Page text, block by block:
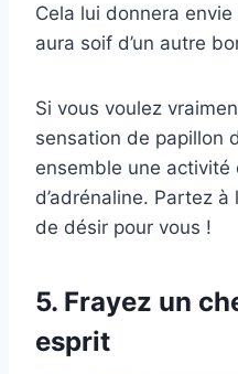
Cela lui donnera envie
aura soif d’un autre
Si vous voulez
sensation de papillon
ensemble une
d’adrénaline. Partez à
de désir pour vous !
5. Frayez un
esprit